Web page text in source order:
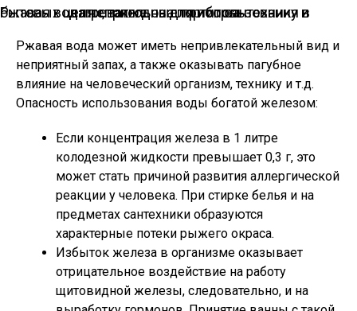
Ржавая вода непригодна для использования в бытовых целях, также она портит сантехнику и нагревательные приборы
Ржавая вода может иметь непривлекательный вид и
неприятный запах, а также оказывать пагубное
влияние на человеческий организм, технику и т.д.
Опасность использования воды богатой железом:
Если концентрация железа в 1 литре
колодезной жидкости превышает 0,3 г, это
может стать причиной развития аллергической
реакции у человека. При стирке белья и на
предметах сантехники образуются
характерные потеки рыжего окраса.
Избыток железа в организме оказывает
отрицательное воздействие на работу
щитовидной железы, следовательно, и на